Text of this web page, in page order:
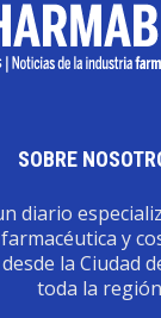
SOBRE
diario
y
la Ciudad
toda la región